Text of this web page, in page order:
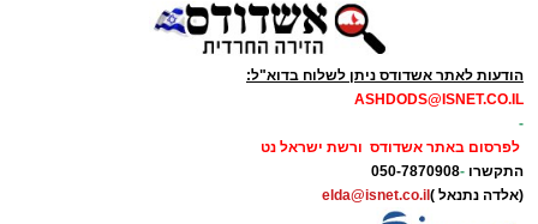
הודעות לאתר אשדודס ניתן לשלוח בדוא"ל:
ASHDODS@ISNET.CO.IL
-
לפרסום באתר אשדודס ורשת ישראל נט
התקשרו -
050-7870908
(אלדה נתנאל )elda@isnet.co.il